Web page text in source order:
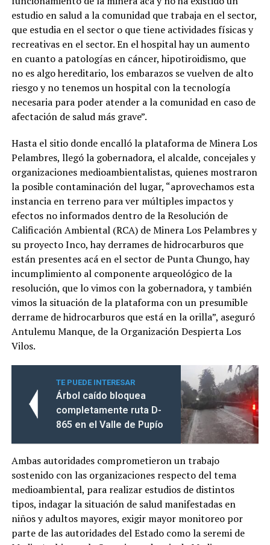
estudio en salud a la comunidad que trabaja en el sector,
que estudia en el sector o que tiene actividades físicas y
recreativas en el sector. En el hospital hay un aumento
en cuanto a patologías en cáncer, hipotiroidismo, que
no es algo hereditario, los embarazos se vuelven de alto
riesgo y no tenemos un hospital con la tecnología
necesaria para poder atender a la comunidad en caso de
afectación de salud más grave”.
Hasta el sitio donde encalló la plataforma de Minera Los
Pelambres, llegó la gobernadora, el alcalde, concejales y
organizaciones medioambientalistas, quienes mostraron
la posible contaminación del lugar, “aprovechamos esta
instancia en terreno para ver múltiples impactos y
efectos no informados dentro de la Resolución de
Calificación Ambiental (RCA) de Minera Los Pelambres y
su proyecto Inco, hay derrames de hidrocarburos que
están presentes acá en el sector de Punta Chungo, hay
incumplimiento al componente arqueológico de la
resolución, que lo vimos con la gobernadora, y también
vimos la situación de la plataforma con un presumible
derrame de hidrocarburos que está en la orilla”, aseguró
Antulemu Manque, de la Organización Despierta Los
Vilos.
TE PUEDE INTERESAR
Árbol caído bloquea
completamente ruta D-
865 en el Valle de Pupío
Ambas autoridades comprometieron un trabajo
sostenido con las organizaciones respecto del tema
medioambiental, para realizar estudios de distintos
tipos, indagar la situación de salud manifestadas en
niños y adultos mayores, exigir mayor monitoreo por
parte de las autoridades del Estado como la seremi de